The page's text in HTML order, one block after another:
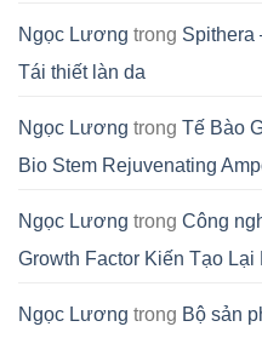
Ngọc Lương trong Spithera
Tái thiết làn da
Ngọc Lương trong Tế Bào
Bio Stem Rejuvenating
Ngọc Lương trong Công
Growth Factor Kiến Tạo
Ngọc Lương trong Bộ sản